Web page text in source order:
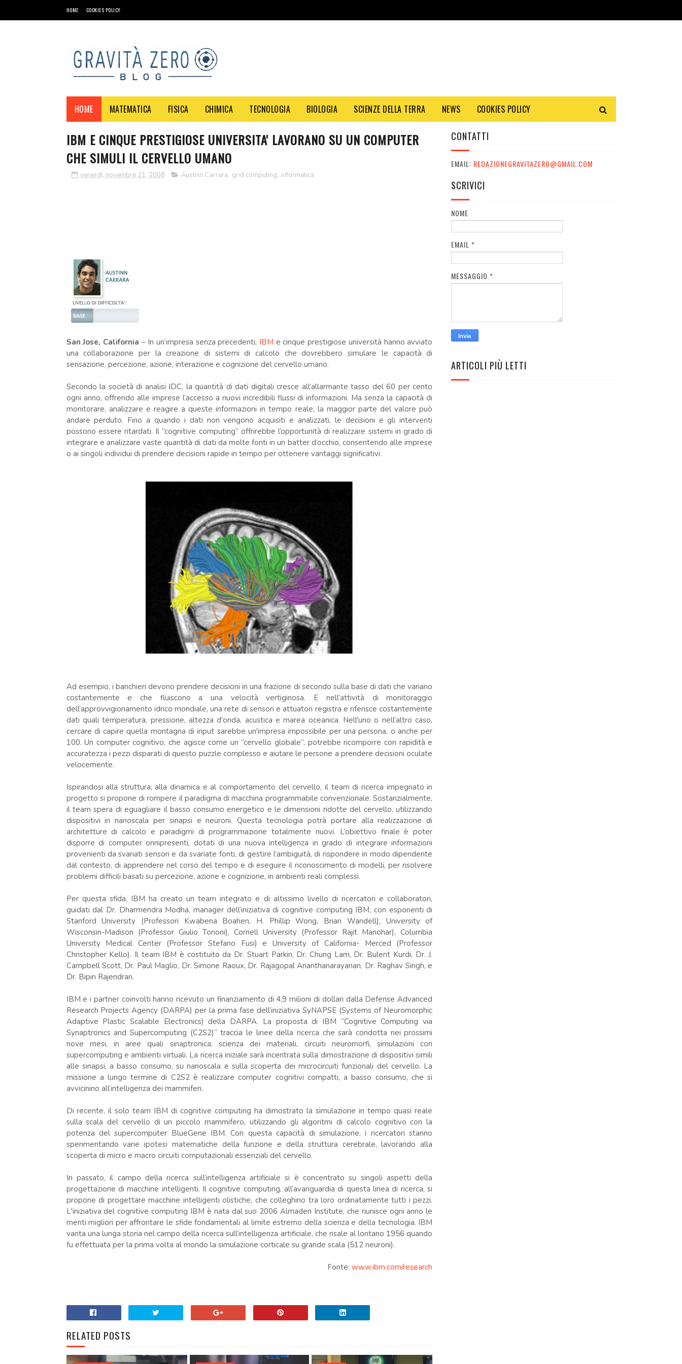
HOME COOKIES POLICY
HOME MATEMATICA FISICA CHIMICA TECNOLOGIA BIOLOGIA SCIENZE DELLA TERRA NEWS COOKIES POLICY
IBM E CINQUE PRESTIGIOSE UNIVERSITA' LAVORANO SU UN COMPUTER
CHE SIMULI IL CERVELLO UMANO
venerdì, novembre 21, 2008 Austinn Carrara, grid computing, informatica
San Jose, California – In un’impresa senza precedenti, IBM e cinque prestigiose università hanno avviato
una collaborazione per la creazione di sistemi di calcolo che dovrebbero simulare le capacità di
sensazione, percezione, azione, interazione e cognizione del cervello umano.
Secondo la società di analisi IDC, la quantità di dati digitali cresce all’allarmante tasso del 60 per cento
ogni anno, offrendo alle imprese l’accesso a nuovi incredibili flussi di informazioni. Ma senza la capacità di
monitorare, analizzare e reagire a queste informazioni in tempo reale, la maggior parte del valore può
andare perduto. Fino a quando i dati non vengono acquisiti e analizzati, le decisioni e gli interventi
possono essere ritardati. Il “cognitive computing” offrirebbe l’opportunità di realizzare sistemi in grado di
integrare e analizzare vaste quantità di dati da molte fonti in un batter d’occhio, consentendo alle imprese
o ai singoli individui di prendere decisioni rapide in tempo per ottenere vantaggi significativi.
Ad esempio, i banchieri devono prendere decisioni in una frazione di secondo sulla base di dati che variano
costantemente e che fluiscono a una velocità vertiginosa. E nell’attività di monitoraggio
dell’approvvigionamento idrico mondiale, una rete di sensori e attuatori registra e riferisce costantemente
dati quali temperatura, pressione, altezza d'onda, acustica e marea oceanica. Nell'uno o nell’altro caso,
cercare di capire quella montagna di input sarebbe un'impresa impossibile per una persona, o anche per
100. Un computer cognitivo, che agisce come un “cervello globale”, potrebbe ricomporre con rapidità e
accuratezza i pezzi disparati di questo puzzle complesso e aiutare le persone a prendere decisioni oculate
velocemente.
Ispirandosi alla struttura, alla dinamica e al comportamento del cervello, il team di ricerca impegnato in
progetto si propone di rompere il paradigma di macchina programmabile convenzionale. Sostanzialmente,
il team spera di eguagliare il basso consumo energetico e le dimensioni ridotte del cervello, utilizzando
dispositivi in nanoscala per sinapsi e neuroni. Questa tecnologia potrà portare alla realizzazione di
architetture di calcolo e paradigmi di programmazione totalmente nuovi. L’obiettivo finale è poter
disporre di computer onnipresenti, dotati di una nuova intelligenza in grado di integrare informazioni
provenienti da svariati sensori e da svariate fonti, di gestire l’ambiguità, di rispondere in modo dipendente
dal contesto, di apprendere nel corso del tempo e di eseguire il riconoscimento di modelli, per risolvere
problemi difficili basati su percezione, azione e cognizione, in ambienti reali complessi.
Per questa sfida, IBM ha creato un team integrato e di altissimo livello di ricercatori e collaboratori,
guidati dal Dr. Dharmendra Modha, manager dell’iniziativa di cognitive computing IBM, con esponenti di
Stanford University (Professori Kwabena Boahen, H. Phillip Wong, Brian Wandell), University of
Wisconsin-Madison (Professor Giulio Tononi), Cornell University (Professor Rajit Manohar), Columbia
University Medical Center (Professor Stefano Fusi) e University of California- Merced (Professor
Christopher Kello). Il team IBM è costituito da Dr. Stuart Parkin, Dr. Chung Lam, Dr. Bulent Kurdi, Dr. J.
Campbell Scott, Dr. Paul Maglio, Dr. Simone Raoux, Dr. Rajagopal Ananthanarayanan, Dr. Raghav Singh, e
Dr. Bipin Rajendran.
IBM e i partner coinvolti hanno ricevuto un finanziamento di 4,9 milioni di dollari dalla Defense Advanced
Research Projects Agency (DARPA) per la prima fase dell’iniziativa SyNAPSE (Systems of Neuromorphic
Adaptive Plastic Scalable Electronics) della DARPA. La proposta di IBM “Cognitive Computing via
Synaptronics and Supercomputing (C2S2)” traccia le linee della ricerca che sarà condotta nei prossimi
nove mesi, in aree quali sinaptronica, scienza dei materiali, circuiti neuromorfi, simulazioni con
supercomputing e ambienti virtuali. La ricerca iniziale sarà incentrata sulla dimostrazione di dispositivi simili
alle sinapsi, a basso consumo, su nanoscala e sulla scoperta dei microcircuiti funzionali del cervello. La
missione a lungo termine di C2S2 è realizzare computer cognitivi compatti, a basso consumo, che si
avvicinino all’intelligenza dei mammiferi.
Di recente, il solo team IBM di cognitive computing ha dimostrato la simulazione in tempo quasi reale
sulla scala del cervello di un piccolo mammifero, utilizzando gli algoritmi di calcolo cognitivo con la
potenza del supercomputer BlueGene IBM. Con questa capacità di simulazione, i ricercatori stanno
sperimentando varie ipotesi matematiche della funzione e della struttura cerebrale, lavorando alla
scoperta di micro e macro circuiti computazionali essenziali del cervello.
In passato, il campo della ricerca sull’intelligenza artificiale si è concentrato su singoli aspetti della
progettazione di macchine intelligenti. Il cognitive computing, all’avanguardia di questa linea di ricerca, si
propone di progettare macchine intelligenti olistiche, che colleghino tra loro ordinatamente tutti i pezzi.
L'iniziativa del cognitive computing IBM è nata dal suo 2006 Almaden Institute, che riunisce ogni anno le
menti migliori per affrontare le sfide fondamentali al limite estremo della scienza e della tecnologia. IBM
vanta una lunga storia nel campo della ricerca sull’intelligenza artificiale, che risale al lontano 1956 quando
fu effettuata per la prima volta al mondo la simulazione corticale su grande scala (512 neuroni).
Fonte:www.ibm.com/research
RELATED POSTS
CONTATTI
EMAIL: REDAZIONEGRAVITAZERO@GMAIL.COM
SCRIVICI
NOME
EMAIL *
MESSAGGIO *
ARTICOLI PIÙ LETTI